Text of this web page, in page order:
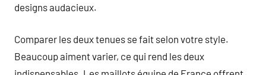
designs audacieux.
Comparer les deux tenues se fait selon votre style.
Beaucoup aiment varier, ce qui rend les deux